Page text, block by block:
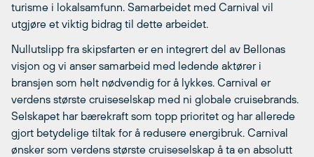
turisme i lokalsamfunn. Samarbeidet med Carnival vil
utgjøre et viktig bidrag til dette arbeidet.
Nullutslipp fra skipsfarten er en integrert del av Bellonas
visjon og vi anser samarbeid med ledende aktører i
bransjen som helt nødvendig for å lykkes. Carnival er
verdens største cruiseselskap med ni globale cruisebrands.
Selskapet har bærekraft som topp prioritet og har allerede
gjort betydelige tiltak for å redusere energibruk. Carnival
ønsker som verdens største cruiseselskap å ta en absolutt